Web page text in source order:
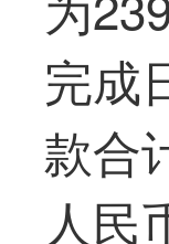
完成
款合
人民